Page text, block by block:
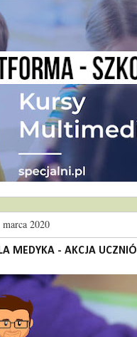
2020
MEDYKA - AKCJA